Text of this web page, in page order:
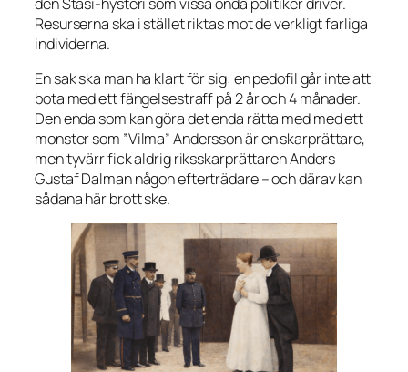
Resurserna ska i stället riktas mot de verkligt farliga
individerna.
En sak ska man ha klart för sig: en pedofil går inte att
bota med ett fängelsestraff på 2 år och 4 månader.
Den enda som kan göra det enda rätta med med ett
monster som ”Vilma” Andersson är en skarprättare,
men tyvärr fick aldrig riksskarprättaren Anders
Gustaf Dalman någon efterträdare – och därav kan
sådana här brott ske.